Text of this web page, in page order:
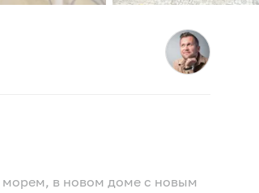
в нoвом доме с новым